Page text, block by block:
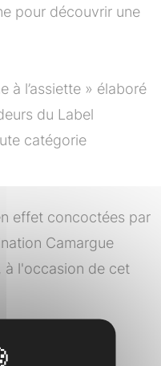
pour découvrir une
à l’assiette » élaboré
du Label
catégorie
effet concoctées par
Camargue
à l'occasion de cet
café compris)